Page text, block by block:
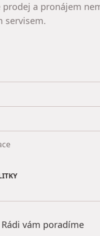
prodej a pronájem
servisem.
na Facebooku
Rádi vám poradíme